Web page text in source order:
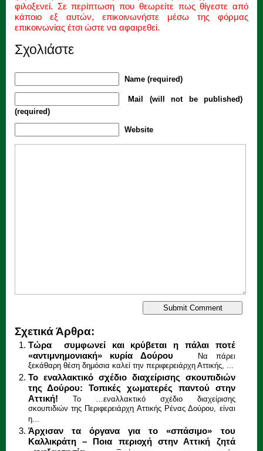
φιλοξενεί. Σε περίπτωση που θεωρείτε πως θίγεστε από
κάποιο εξ αυτών, επικοινωνήστε μέσω της φόρμας
επικοινωνίας έτσι ώστε να αφαιρεθεί.
Σχολιάστε
Name (required)
Mail (will not be published)
(required)
Website
Σχετικά Άρθρα:
Τώρα συμφωνεί και κρύβεται η πάλαι ποτέ
«αντιμνημονιακή» κυρία Δούρου
Να πάρει
ξεκάθαρη θέση δημόσια καλεί την περιφερειάρχη Αττικής, ...
Το εναλλακτικό σχέδιο διαχείρισης σκουπιδιών
της Δούρου: Τοπικές χωματερές παντού στην
Αττική!
Το …εναλλακτικό σχέδιο διαχείρισης
σκουπιδιών της Περιφερειάρχη Αττικής Ρένας Δούρου, είναι
η...
Άρχισαν τα όργανα για το «σπάσιμο» του
Καλλικράτη – Ποια περιοχή στην Αττική ζητά